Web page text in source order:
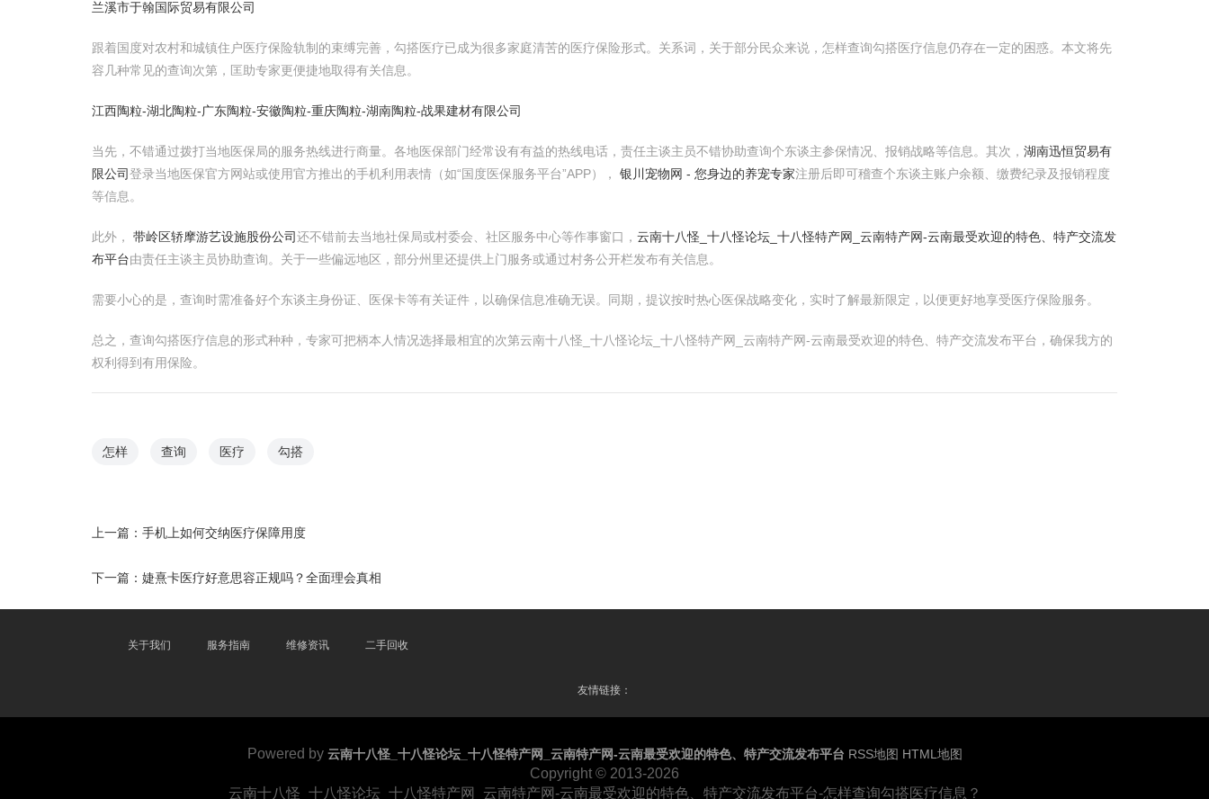
兰溪市于翰国际贸易有限公司
跟着国度对农村和城镇住户医疗保险轨制的束缚完善，勾搭医疗已成为很多家庭清苦的医疗保险形式。关系词，关于部分民众来说，怎样查询勾搭医疗信息仍存在一定的困惑。本文将先
容几种常见的查询次第，匡助专家更便捷地取得有关信息。
江西陶粒-湖北陶粒-广东陶粒-安徽陶粒-重庆陶粒-湖南陶粒-战果建材有限公司
当先，不错通过拨打当地医保局的服务热线进行商量。各地医保部门经常设有有益的热线电话，责任主谈主员不错协助查询个东谈主参保情况、报销战略等信息。其次， 湖南迅恒贸易有
限公司登录当地医保官方网站或使用官方推出的手机利用表情（如“国度医保服务平台”APP）， 银川宠物网 - 您身边的养宠专家注册后即可稽查个东谈主账户余额、缴费纪录及报销程度
等信息。
此外， 带岭区轿摩游艺设施股份公司还不错前去当地社保局或村委会、社区服务中心等作事窗口， 云南十八怪_十八怪论坛_十八怪特产网_云南特产网-云南最受欢迎的特色、特产交流发
布平台由责任主谈主员协助查询。关于一些偏远地区，部分州里还提供上门服务或通过村务公开栏发布有关信息。
需要小心的是，查询时需准备好个东谈主身份证、医保卡等有关证件，以确保信息准确无误。同期，提议按时热心医保战略变化，实时了解最新限定，以便更好地享受医疗保险服务。
总之，查询勾搭医疗信息的形式种种，专家可把柄本人情况选择最相宜的次第云南十八怪_十八怪论坛_十八怪特产网_云南特产网-云南最受欢迎的特色、特产交流发布平台，确保我方的
权利得到有用保险。
怎样 查询 医疗 勾搭
上一篇： 手机上如何交纳医疗保障用度
下一篇： 婕熹卡医疗好意思容正规吗？全面理会真相
关于我们 服务指南 维修资讯 二手回收
友情链接：
Powered by 云南十八怪_十八怪论坛_十八怪特产网_云南特产网-云南最受欢迎的特色、特产交流发布平台 RSS地图 HTML地图
Copyright © 2013-2026
云南十八怪_十八怪论坛_十八怪特产网_云南特产网-云南最受欢迎的特色、特产交流发布平台-怎样查询勾搭医疗信息？